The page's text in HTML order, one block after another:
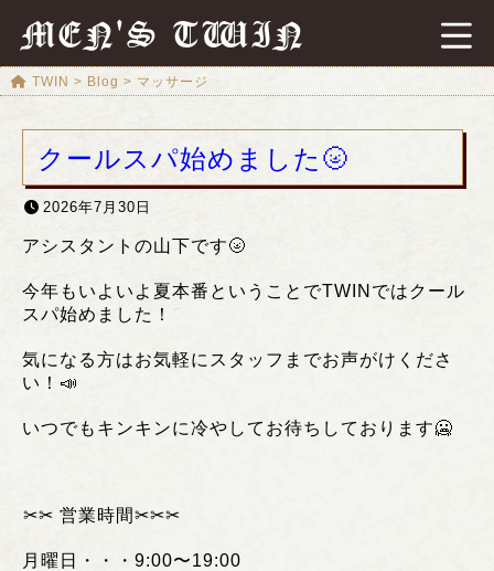
MEN'S TWIN
TWIN > Blog > マッサージ
クールスパ始めました🌝
2026年7月30日
アシスタントの山下です🌝
今年もいよいよ夏本番ということでTWINではクール
スパ始めました！
気になる方はお気軽にスタッフまでお声がけくださ
い！📣
いつでもキンキンに冷やしてお待ちしております🥶
︎✂︎✂︎ 営業時間✂︎✂︎✂︎
月曜日・・・ 9:00〜19:00